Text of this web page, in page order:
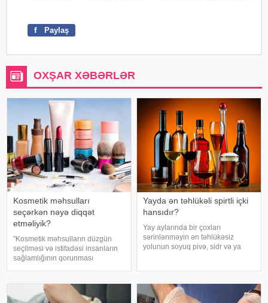
f Paylaş
OXŞAR XƏBƏRLƏR
Kosmetik məhsulları
seçərkən nəyə diqqət
etməliyik?
"Kosmetik məhsulların düzgün
seçilməsi və istifadəsi insanların
sağlamlığının qorunması
Səhiyyə Nazirliyinin rəsmi
"Instagram" hesabınd
Yayda ən təhlükəli spirtli içki
hansıdır?
Yay aylarında bir çoxları
sərinlənməyin ən təhlükəsiz
yolunun soyuq pivə, sidr və ya
az alkoqollu içkilər çox vaxt
zərərsi